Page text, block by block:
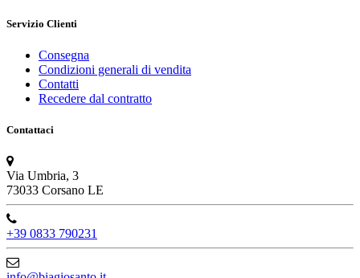
Servizio Clienti
Consegna
Condizioni generali di vendita
Contatti
Recedere dal contratto
Contattaci
Via Umbria, 3
73033 Corsano LE
+39 0833 790231